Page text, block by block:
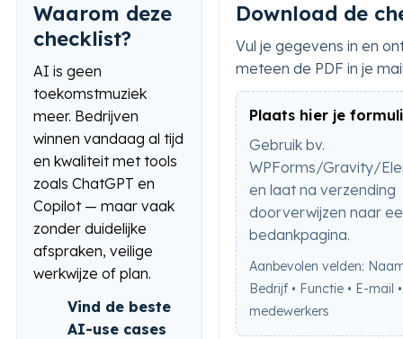
Waarom deze
checklist?
AI is geen
toekomstmuziek
meer. Bedrijven
winnen vandaag al tijd
en kwaliteit met tools
zoals ChatGPT en
Copilot — maar vaak
zonder duidelijke
afspraken, veilige
werkwijze of plan.
Vind de beste
AI-use cases
Download de
Vul je gegevens in en
meteen de PDF in je
Plaats hier je
Gebruik bv.
WPForms/Gravity/
en laat na verzending
doorverwijzen naar
bedankpagina.
Aanbevolen velden:
Bedrijf • Functie • E-mail
medewerkers